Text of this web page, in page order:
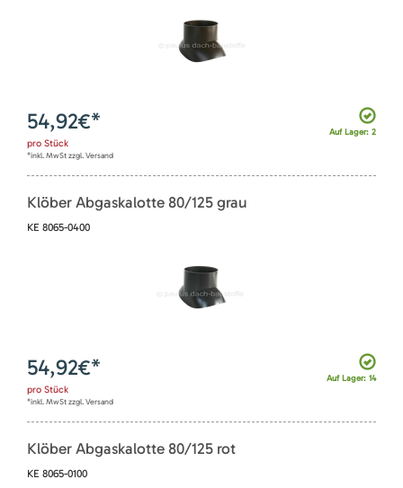
Auf Lager: 2
54,92€*
pro Stück
*inkl. MwSt zzgl. Versand
Klöber Abgaskalotte 80/125 grau
KE 8065-0400
Auf Lager: 14
54,92€*
pro Stück
*inkl. MwSt zzgl. Versand
Klöber Abgaskalotte 80/125 rot
KE 8065-0100